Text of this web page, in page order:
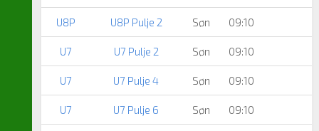
U8P U8P Pulje 2 Søn 09:10
U7 U7 Pulje 2 Søn 09:10
U7 U7 Pulje 4 Søn 09:10
U7 U7 Pulje 6 Søn 09:10